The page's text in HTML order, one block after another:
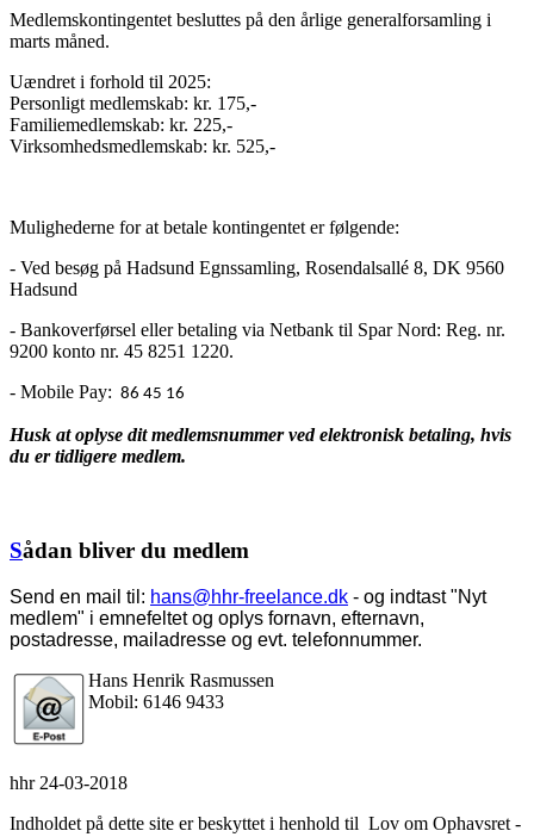
Medlemskontingentet besluttes på den årlige generalforsamling i
marts måned.
Uændret i forhold til 2025:
Personligt medlemskab: kr. 175,-
Familiemedlemskab: kr. 225,-
Virksomhedsmedlemskab: kr. 525,-
Mulighederne for at betale kontingentet er følgende:
- Ved besøg på Hadsund Egnssamling, Rosendalsallé 8, DK 9560
Hadsund
- Bankoverførsel eller betaling via Netbank til Spar Nord: Reg. nr.
9200 konto nr. 45 8251 1220.
- Mobile Pay: 86 45 16
Husk at oplyse dit medlemsnummer ved elektronisk betaling, hvis
du er tidligere medlem.
Sådan bliver du medlem
Send en mail til: hans@hhr-freelance.dk - og indtast "Nyt
medlem" i emnefeltet og oplys fornavn, efternavn,
postadresse, mailadresse og evt. telefonnummer.
Hans Henrik Rasmussen
Mobil: 6146 9433
hhr 24-03-2018
Indholdet på dette site er beskyttet i henhold til Lov om Ophavsret -